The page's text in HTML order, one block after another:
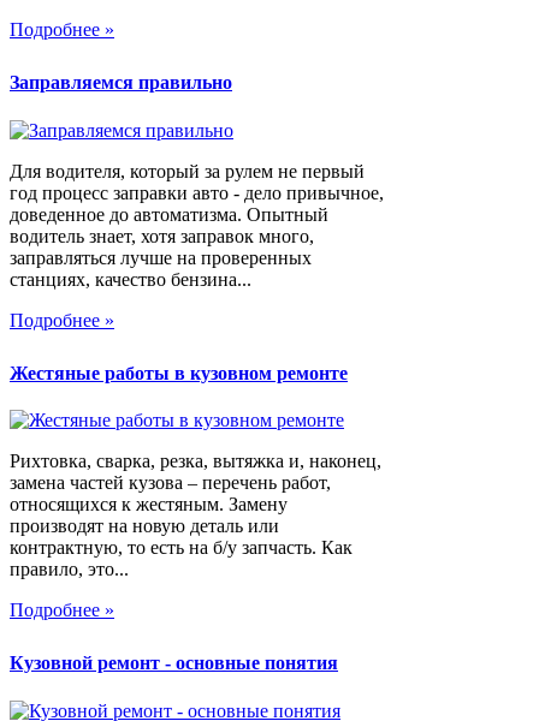
Подробнее »
Заправляемся правильно
Для водителя, который за рулем не первый
год процесс заправки авто - дело привычное,
доведенное до автоматизма. Опытный
водитель знает, хотя заправок много,
заправляться лучше на проверенных
станциях, качество бензина...
Подробнее »
Жестяные работы в кузовном ремонте
Рихтовка, сварка, резка, вытяжка и, наконец,
замена частей кузова – перечень работ,
относящихся к жестяным. Замену
производят на новую деталь или
контрактную, то есть на б/у запчасть. Как
правило, это...
Подробнее »
Кузовной ремонт - основные понятия